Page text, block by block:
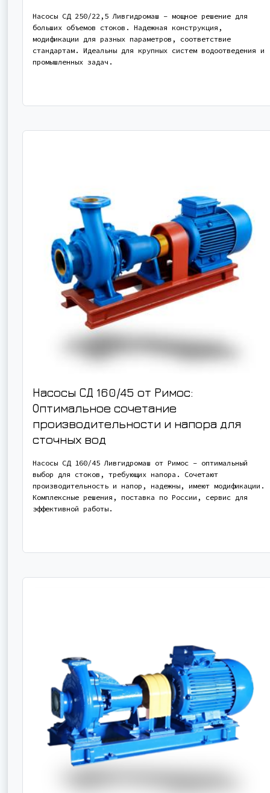
Насосы СД 250/22,5 Ливгидромаш – мощное решение для
больших объемов стоков. Надежная конструкция,
модификации для разных параметров, соответствие
стандартам. Идеальны для крупных систем водоотведения и
промышленных задач.
Насосы СД 160/45 от Римос:
Оптимальное сочетание
производительности и напора для
сточных вод
Насосы СД 160/45 Ливгидромаш от Римос – оптимальный
выбор для стоков, требующих напора. Сочетают
производительность и напор, надежны, имеют модификации.
Комплексные решения, поставка по России, сервис для
эффективной работы.